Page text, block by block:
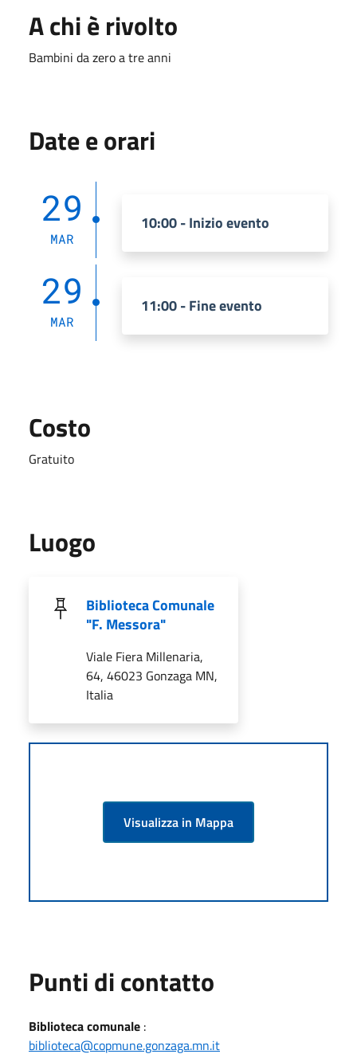
A chi è rivolto
Bambini da zero a tre anni
Date e orari
29
MAR
10:00 - Inizio evento
29
MAR
11:00 - Fine evento
Costo
Gratuito
Luogo
Biblioteca Comunale
"F. Messora"
Viale Fiera Millenaria,
64, 46023 Gonzaga MN,
Italia
Visualizza in Mappa
Punti di contatto
Biblioteca comunale :
biblioteca@copmune.gonzaga.mn.it